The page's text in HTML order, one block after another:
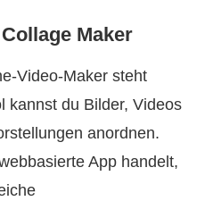
Maker
steht
kannst du Bilder, Videos
anordnen.
App handelt,